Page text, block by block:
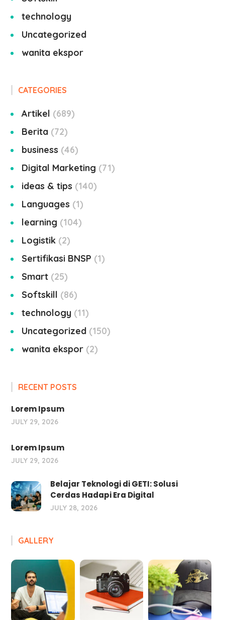
technology
Uncategorized
wanita ekspor
CATEGORIES
Artikel
689
Berita 72
business 46
Digital Marketing
71
ideas & tips
140
Languages
1
learning
104
Logistik 2
Sertifikasi BNSP
1
Smart 25
Softskill
86
technology 11
Uncategorized 150
wanita ekspor 2
RECENT POSTS
Lorem Ipsum
JULY 29, 2026
Lorem Ipsum
JULY 29, 2026
Belajar Teknologi di GETI: Solusi
Cerdas Hadapi Era Digital
JULY 28, 2026
GALLERY